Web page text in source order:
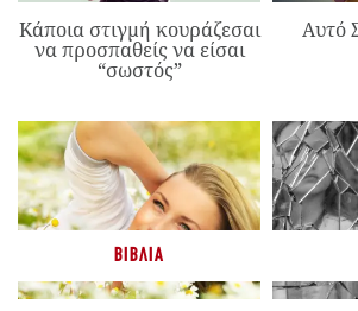
Κάποια στιγμή κουράζεσαι
να προσπαθείς να είσαι
“σωστός”
Αυτό
ΒΙΒΛΊΑ